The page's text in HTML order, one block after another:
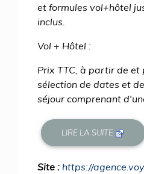
et formules vol+hôtel
inclus.
Vol + Hôtel :
Prix TTC, à partir de et
sélection de dates et
séjour comprenant
LIRE LA SUITE
Site : https://